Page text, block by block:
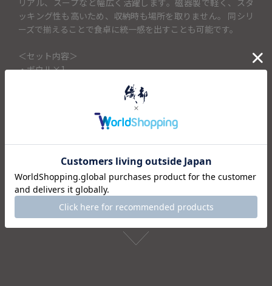
ッキング性も高いため、収納時も場所を取りません。 同シリ
ーズで揃えることで食卓に統一感を出すことも可能です。
＜セット内容＞
・ボウル×1
注意事項